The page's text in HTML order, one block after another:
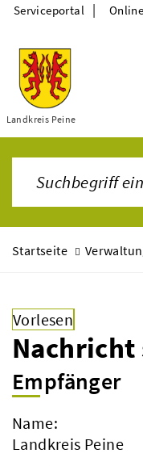
Themen
Landkreis Peine
Serviceportal |
Startseite
Vorlesen
Nachricht
Empfänger
Name:
Landkreis Peine